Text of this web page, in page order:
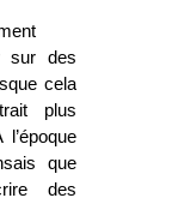
sur des
cela
plus
que
des